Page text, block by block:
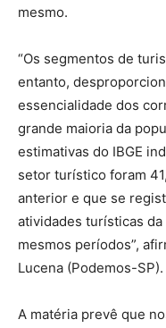
mesmo.
“Os segmentos de
entanto,
essencialidade dos
grande maioria da
estimativas do IBGE
setor turístico foram
anterior e que se
atividades turísticas
mesmos períodos”,
Lucena (Podemos-SP).
A matéria prevê que